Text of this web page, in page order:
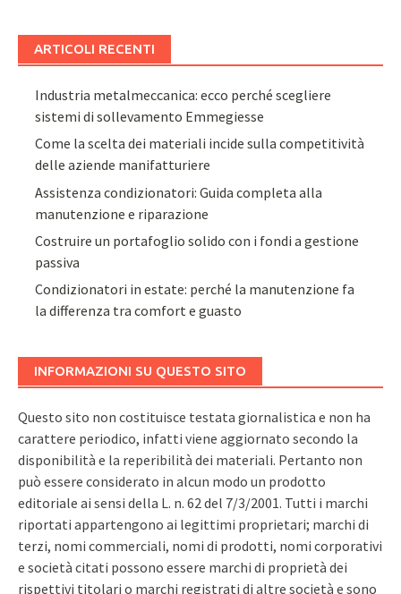
ARTICOLI RECENTI
Industria metalmeccanica: ecco perché scegliere
sistemi di sollevamento Emmegiesse
Come la scelta dei materiali incide sulla competitività
delle aziende manifatturiere
Assistenza condizionatori: Guida completa alla
manutenzione e riparazione
Costruire un portafoglio solido con i fondi a gestione
passiva
Condizionatori in estate: perché la manutenzione fa
la differenza tra comfort e guasto
INFORMAZIONI SU QUESTO SITO
Questo sito non costituisce testata giornalistica e non ha
carattere periodico, infatti viene aggiornato secondo la
disponibilità e la reperibilità dei materiali. Pertanto non
può essere considerato in alcun modo un prodotto
editoriale ai sensi della L. n. 62 del 7/3/2001. Tutti i marchi
riportati appartengono ai legittimi proprietari; marchi di
terzi, nomi commerciali, nomi di prodotti, nomi corporativi
e società citati possono essere marchi di proprietà dei
rispettivi titolari o marchi registrati di altre società e sono